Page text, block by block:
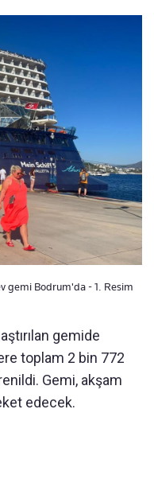
gemi Bodrum'da - 1. Resim
gemide
toplam 2 bin 772
Gemi, akşam
edecek.